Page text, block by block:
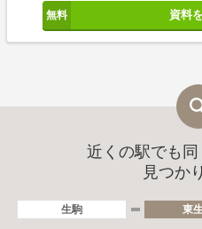
資料
近くの駅でも
見つか
生駒 東